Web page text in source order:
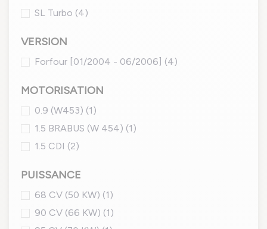
SL Turbo (4)
VERSION
Forfour [01/2004 - 06/2006] (4)
MOTORISATION
0.9 (W453) (1)
1.5 BRABUS (W 454) (1)
1.5 CDI (2)
PUISSANCE
68 CV (50 KW) (1)
90 CV (66 KW) (1)